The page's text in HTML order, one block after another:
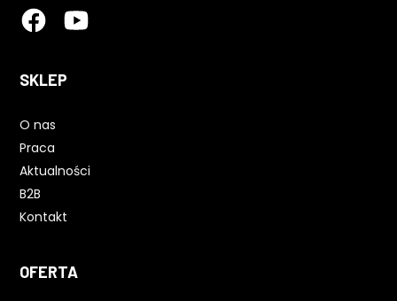
SKLEP
O nas
Praca
Aktualności
B2B
Kontakt
OFERTA